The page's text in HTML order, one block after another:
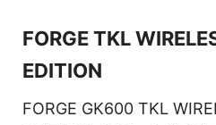
FORGE TKL
EDITION
FORGE GK600 TKL